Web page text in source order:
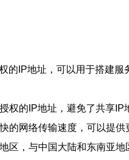
的IP地址，可以用于搭建
权的IP地址，避免了共享
的网络传输速度，可以提供
区，与中国大陆和东南亚